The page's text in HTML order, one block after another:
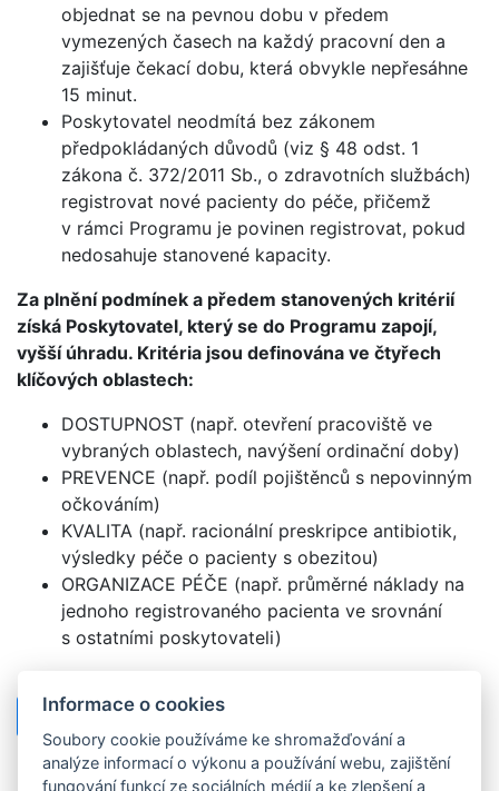
objednat se na pevnou dobu v předem
vymezených časech na každý pracovní den a
zajišťuje čekací dobu, která obvykle nepřesáhne
15 minut.
Poskytovatel neodmítá bez zákonem
předpokládaných důvodů (viz § 48 odst. 1
zákona č. 372/2011 Sb., o zdravotních službách)
registrovat nové pacienty do péče, přičemž
v rámci Programu je povinen registrovat, pokud
nedosahuje stanovené kapacity.
Za plnění podmínek a předem stanovených kritérií
získá Poskytovatel, který se do Programu zapojí,
vyšší úhradu. Kritéria jsou definována ve čtyřech
klíčových oblastech:
DOSTUPNOST (např. otevření pracoviště ve
vybraných oblastech, navýšení ordinační doby)
PREVENCE (např. podíl pojištěnců s nepovinným
očkováním)
KVALITA (např. racionální preskripce antibiotik,
výsledky péče o pacienty s obezitou)
ORGANIZACE PÉČE (např. průměrné náklady na
jednoho registrovaného pacienta ve srovnání
s ostatními poskytovateli)
Přehled zapojených poskytovatelů
Informace o cookies
Soubory cookie používáme ke shromažďování a
analýze informací o výkonu a používání webu, zajištění
fungování funkcí ze sociálních médií a ke zlepšení a